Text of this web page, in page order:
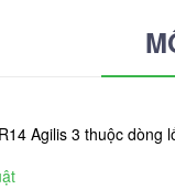
Agilis 3 thuộc dòng